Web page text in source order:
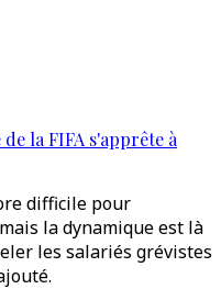
la FIFA s'apprête à
difficile pour
la dynamique est là
les salariés grévistes